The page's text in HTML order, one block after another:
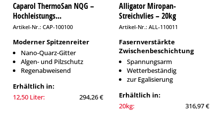
Caparol ThermoSan NQG –
Hochleistungs...
Artikel-Nr.: CAP-100100
Moderner Spitzenreiter
Nano-Quarz-Gitter
Algen- und Pilzschutz
Regenabweisend
Erhältlich in:
12,50 Liter:
294,26 €
Alligator Miropan-
Streichvlies – 20kg
Artikel-Nr.: ALL-110011
Fasernverstärkte
Zwischenbeschichtung
Spannungsarm
Wetterbeständig
zur Egalisierung
Erhältlich in:
20kg:
316,97 €